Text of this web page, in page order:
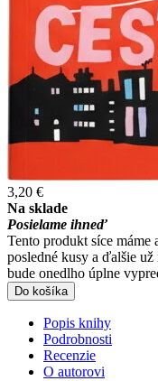
3,20 €
Na sklade
Posielame ihneď
Tento produkt síce máme
posledné kusy a ďalšie
bude onedlho úplne
Do košíka
Popis knihy
Podrobnosti
Recenzie
O autorovi